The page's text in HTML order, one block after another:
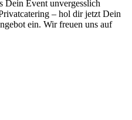
Dein Event unvergesslich
– hol dir jetzt Dein
ein. Wir freuen uns auf